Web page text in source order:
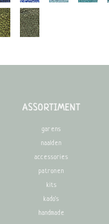
ASSORTIMENT
garens
naalden
accessories
patronen
kits
kado's
handmade